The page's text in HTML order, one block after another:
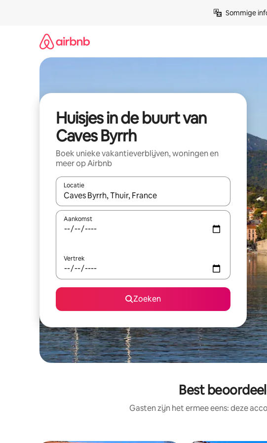
Sommige
Huisjes in de buurt van
Caves Byrrh
Boek unieke vakantieverblijven, woningen en
meer op Airbnb
Locatie
Wanneer er suggesties beschikbaar zijn, maak je een keuze
Aankomst
Vertrek
Zoeken
Best
Gasten zijn het ermee eens: deze